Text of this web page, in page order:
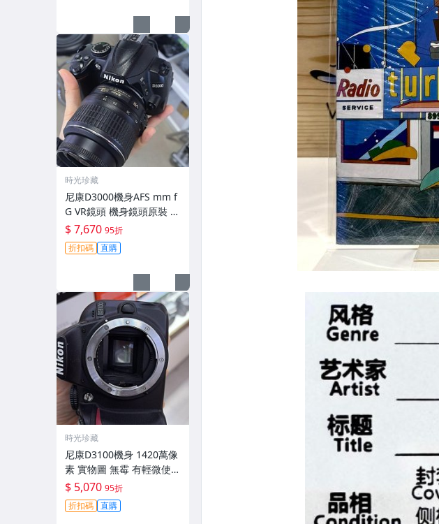
時光珍藏
尼康D3000機身AFS mm f
G VR鏡頭 機身鏡頭原裝 無
拆修無翻新 有輕微使用痕
跡 鏡頭-3430
$ 7,670 95折
折扣碼 直購
時光珍藏
尼康D3100機身 1420萬像
素 實物圖 無霉 有輕微使用
痕跡 機身原裝 無拆修無翻
新 臨-343
$ 5,070 95折
折扣碼 直購